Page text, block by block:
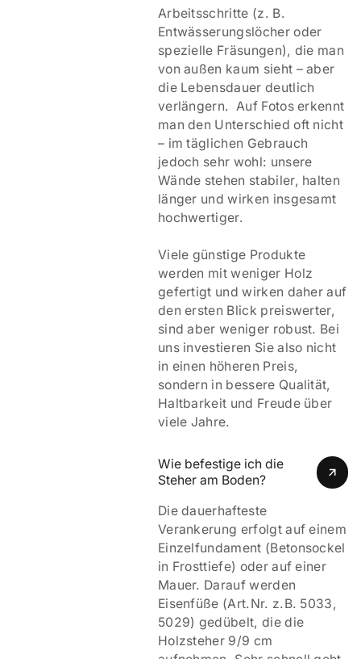
Arbeitsschritte (z. B.
Entwässerungslöcher oder
spezielle Fräsungen), die man
von außen kaum sieht – aber
die Lebensdauer deutlich
verlängern. Auf Fotos erkennt
man den Unterschied oft nicht
– im täglichen Gebrauch
jedoch sehr wohl: unsere
Wände stehen stabiler, halten
länger und wirken insgesamt
hochwertiger.
Viele günstige Produkte
werden mit weniger Holz
gefertigt und wirken daher auf
den ersten Blick preiswerter,
sind aber weniger robust. Bei
uns investieren Sie also nicht
in einen höheren Preis,
sondern in bessere Qualität,
Haltbarkeit und Freude über
viele Jahre.
Wie befestige ich die
Steher am Boden?
Die dauerhafteste
Verankerung erfolgt auf einem
Einzelfundament (Betonsockel
in Frosttiefe) oder auf einer
Mauer. Darauf werden
Eisenfüße (Art.Nr. z.B. 5033,
5029) gedübelt, die die
Holzsteher 9/9 cm